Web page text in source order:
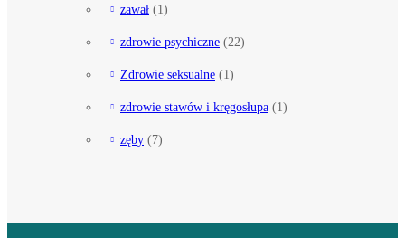
zawał (1)
zdrowie psychiczne (22)
Zdrowie seksualne (1)
zdrowie stawów i kręgosłupa (1)
zęby (7)